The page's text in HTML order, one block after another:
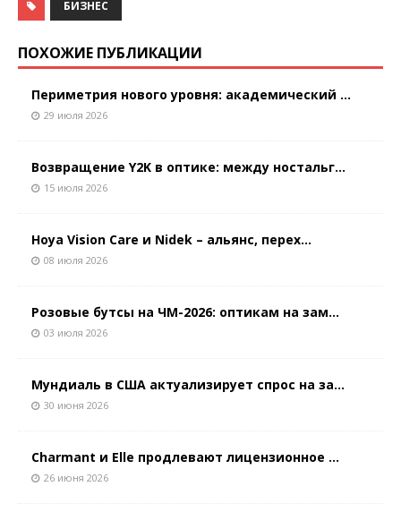
БИЗНЕС
ПОХОЖИЕ ПУБЛИКАЦИИ
Периметрия нового уровня: академический ...
29 июля 2026
Возвращение Y2K в оптике: между ностальг...
15 июля 2026
Hoya Vision Care и Nidek – альянс, перех...
08 июля 2026
Розовые бутсы на ЧМ-2026: оптикам на зам...
03 июля 2026
Мундиаль в США актуализирует спрос на за...
30 июня 2026
Charmant и Elle продлевают лицензионное ...
26 июня 2026